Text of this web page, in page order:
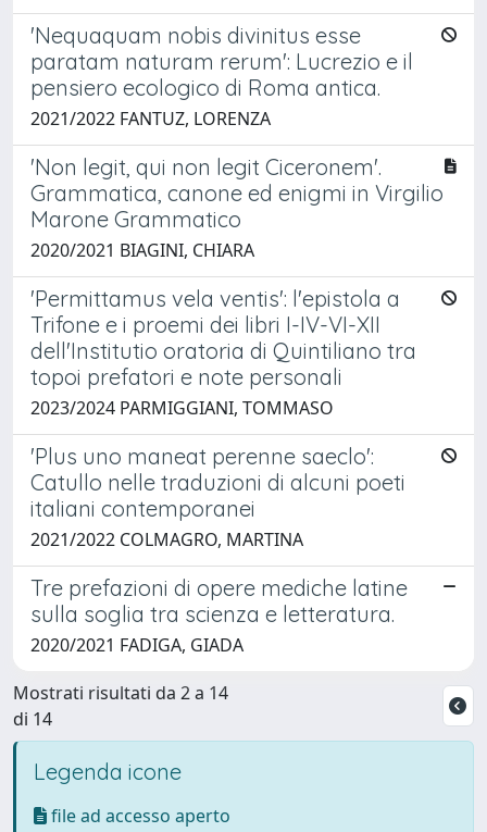
'Nequaquam nobis divinitus esse
paratam naturam rerum': Lucrezio e il
pensiero ecologico di Roma antica.
2021/2022 FANTUZ, LORENZA
'Non legit, qui non legit Ciceronem'.
Grammatica, canone ed enigmi in Virgilio
Marone Grammatico
2020/2021 BIAGINI, CHIARA
'Permittamus vela ventis': l'epistola a
Trifone e i proemi dei libri I-IV-VI-XII
dell'Institutio oratoria di Quintiliano tra
topoi prefatori e note personali
2023/2024 PARMIGGIANI, TOMMASO
'Plus uno maneat perenne saeclo':
Catullo nelle traduzioni di alcuni poeti
italiani contemporanei
2021/2022 COLMAGRO, MARTINA
Tre prefazioni di opere mediche latine
sulla soglia tra scienza e letteratura.
2020/2021 FADIGA, GIADA
Mostrati risultati da 2 a 14
di 14
Legenda icone
file ad accesso aperto